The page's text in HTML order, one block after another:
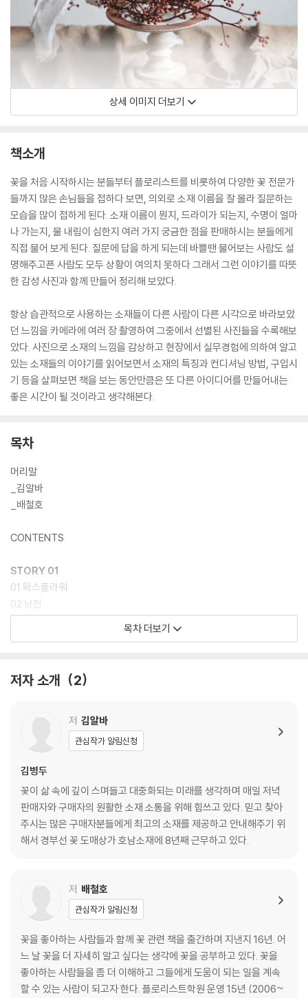
상세 이미지 더보기
책소개
꽃을 처음 시작하시는 분들부터 플로리스트를 비롯하여 다양한 꽃 전문가
들까지 많은 손님들을 접하다 보면, 의외로 소재 이름을 잘 몰라 질문하는
모습을 많이 접하게 된다. 소재 이름이 뭔지, 드라이가 되는지, 수명이 얼마
나 가는지, 물 내림이 심한지 여러 가지 궁금한 점을 판매하시는 분들에게
직접 물어 보게 된다. 질문에 답을 하게 되는데 바쁠땐 물어보는 사람도 설
명해주고픈 사람도 모두 상황이 여의치 못하다 그래서 그런 이야기를 따뜻
한 감성 사진과 함께 만들어 정리해 보았다.
항상 습관적으로 사용하는 소재들이 다른 사람이 다른 시각으로 바라보았
던 느낌을 카메라에 여러 장 촬영하여 그중에서 선별된 사진들을 수록해보
았다. 사진으로 소재의 느낌을 감상하고 현장에서 실무경험에 의하여 알고
있는 소재들의 이야기를 읽어보면서 소재의 특징과 컨디셔닝 방법, 구입시
기 등을 살펴보면 책을 보는 동안만큼은 또 다른 아이디어를 만들어내는
좋은 시간이 될 것이라고 생각해본다.
목차
머리말
_김알바
_배철호
CONTENTS
STORY 01
01 왁스플라워
02 남천
03 수양버들
07 피토스 테누이폴리움
09 국산 피토스포륨
11 천리향
12 오리나무
13 왕버들
14 재밥나무
15 아랄리아
16 아이반호
19 그레빌리아 아스프넨폴리아
21 측백·편백
22 레몬트리
23 레드베리
24 은엽아카시아
25 정태수
목차 더보기
저자 소개 2
저 김알바
관심작가 알림신청
김병두
꽃이 삶 속에 깊이 스며들고 대중화되는 미래를 생각하며 매일 저녁
판매자와 구매자의 원활한 소재 소통을 위해 힘쓰고 있다. 믿고 찾아
주시는 많은 구매자분들에게 최고의 소재를 제공하고 안내해주기 위
해서 경부선 꽃 도매상가 호남소재에 8년째 근무하고 있다.
저 배철호
관심작가 알림신청
꽃을 좋아하는 사람들과 함께 꽃 관련 책을 출간하며 지낸지 16년. 어
느 날 꽃을 더 자세히 알고 싶다는 생각에 꽃을 공부하고 있다. 꽃을
좋아하는 사람들을 좀 더 이해하고 그들에게 도움이 되는 일을 계속
할 수 있는 사람이 되고자 한다. 플로리스트학원 운영 15년 (2006~